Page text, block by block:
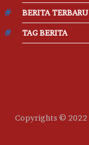
BERITA
TAG BERITA
Copyrights © 2022